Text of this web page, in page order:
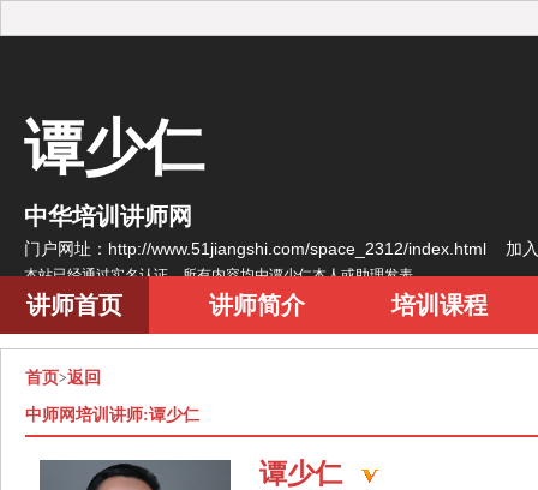
谭少仁
中华培训讲师网
门户网址：http://www.51jiangshi.com/space_2312/index.html 加
本站已经通过实名认证，所有内容均由谭少仁本人或助理发表
讲师首页 讲师简介 培训课程
首页>返回
中师网培训讲师:谭少仁
谭少仁